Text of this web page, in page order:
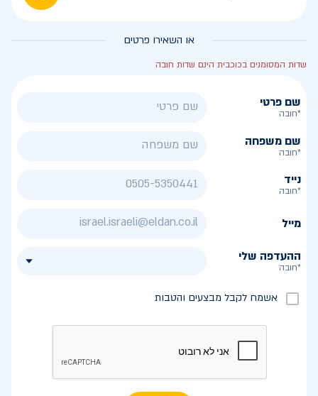
או השאירו פרטים
שדות המסומנים בכוכבית הינם שדות חובה
שם פרטי
*חובה
שם משפחה
*חובה
נייד
*חובה
מייל
ההעדפה שלי
*חובה
אשמח לקבל מבצעים והטבות